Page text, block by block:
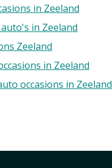
in Zeeland
in Zeeland
Zeeland
in Zeeland
occasions in Zeeland